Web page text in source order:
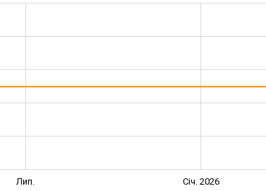
Лип. Січ. 2026